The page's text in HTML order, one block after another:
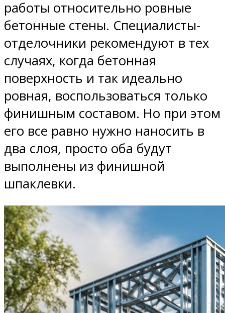
работы относительно ровные
бетонные стены. Специалисты-
отделочники рекомендуют в тех
случаях, когда бетонная
поверхность и так идеально
ровная, воспользоваться только
финишным составом. Но при этом
его все равно нужно наносить в
два слоя, просто оба будут
выполнены из финишной
шпаклевки.